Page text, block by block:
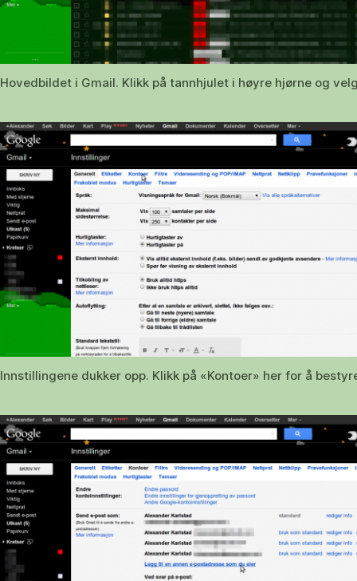
Hovedbildet i Gmail. Klikk på tannhjulet i høyre hjørne og
Innstillingene dukker opp. Klikk på «Kontoer» her for å